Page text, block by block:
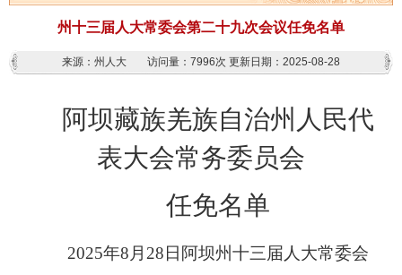
州十三届人大常委会第二十九次会议任免名单
来源：州人大 访问量： 7996次 更新日期：2025-08-28
阿坝藏族羌族自治州人民代
表大会常务委员会
任免名单
2025年8月28日阿坝州十三届人大常委会